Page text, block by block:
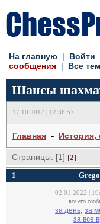
На главную | Войти
сообщения | Все
Шансы
17.10.2012 | 12:36:57
Главная - История,
Страницы: [1] [2]
1
02.01.2022 |
все его
за день, за
за все